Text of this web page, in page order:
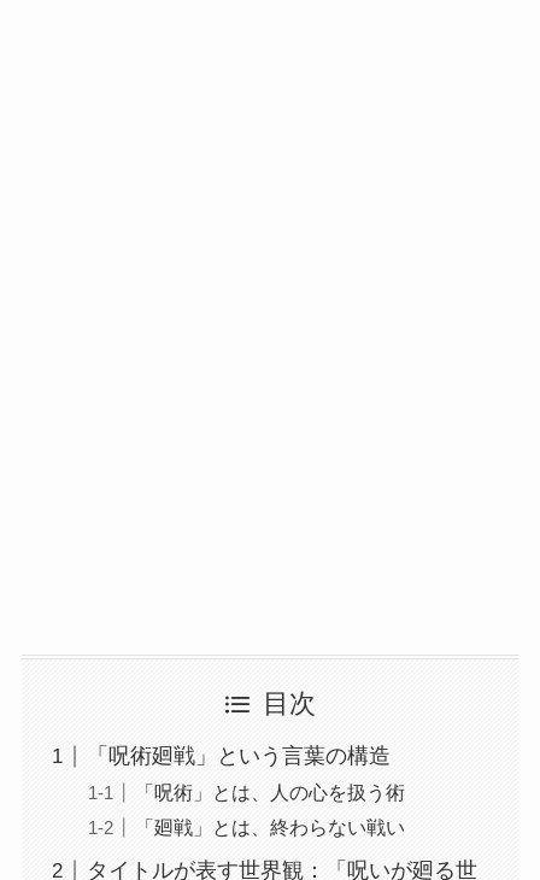
目次
「呪術廻戦」という言葉の構造
「呪術」とは、人の心を扱う術
「廻戦」とは、終わらない戦い
タイトルが表す世界観：「呪いが廻る世